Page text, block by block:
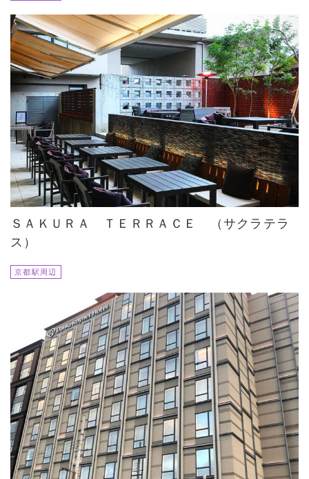
ＳＡＫＵＲＡ ＴＥＲＲＡＣＥ （サクラテラ
ス）
京都駅周辺